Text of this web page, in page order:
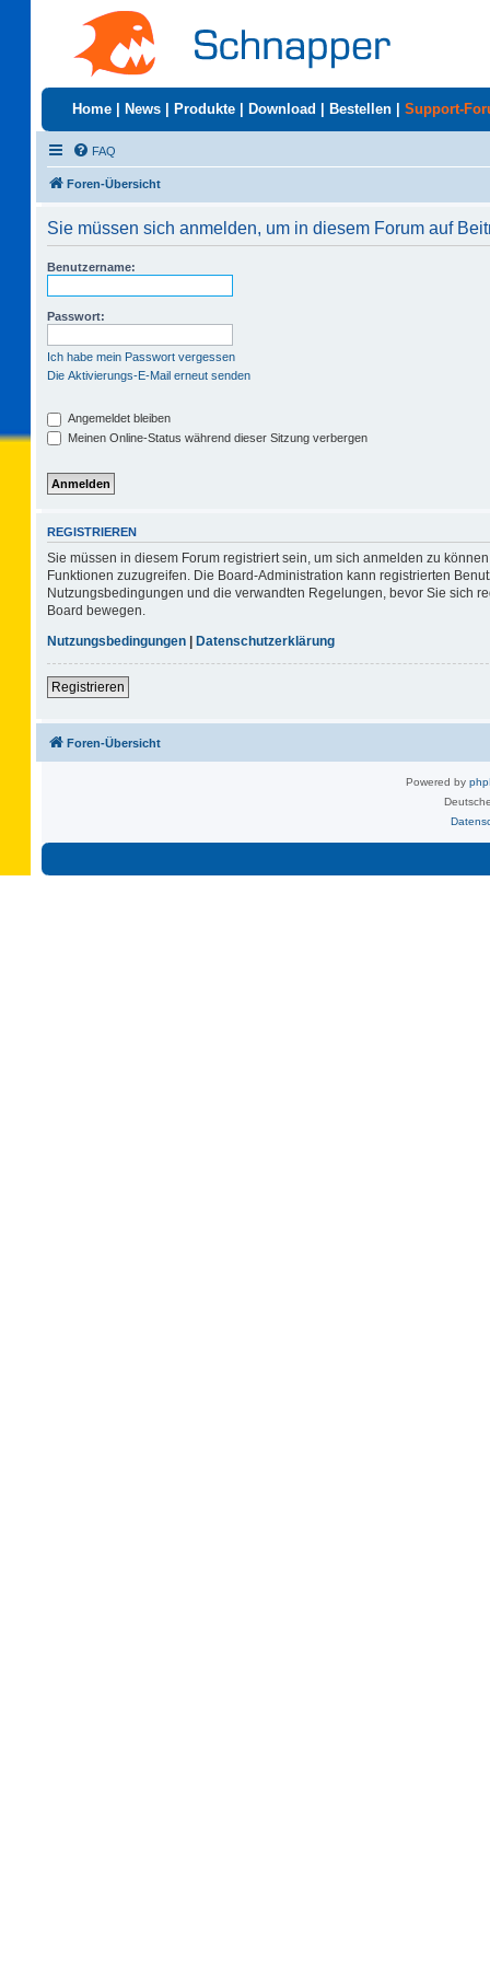
Home News Produkte Download Bestellen Support-
FAQ
Foren-Übersicht
Sie müssen sich anmelden, um in diesem Forum auf
Benutzername:
Passwort:
Ich habe mein Passwort vergessen
Die Aktivierungs-E-Mail erneut senden
Angemeldet bleiben
Meinen Online-Status während dieser Sitzung verbergen
REGISTRIEREN
Sie müssen in diesem Forum registriert sein, um sich anmelden zu
Funktionen zuzugreifen. Die Board-Administration kann registrierten
Nutzungsbedingungen und die verwandten Regelungen, bevor Sie sich
Board bewegen.
Nutzungsbedingungen | Datenschutzerklärung
Registrieren
Foren-Übersicht
Powered by